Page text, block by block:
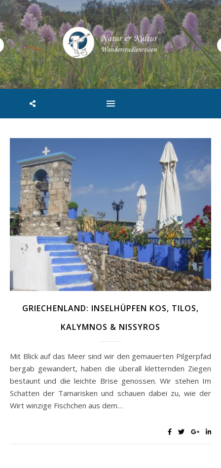
GRIECHENLAND: INSELHÜPFEN KOS, TILOS,
KALYMNOS & NISSYROS
Mit Blick auf das Meer sind wir den gemauerten Pilgerpfad
bergab gewandert, haben die überall kletternden Ziegen
bestaunt und die leichte Brise genossen. Wir stehen Im
Schatten der Tamarisken und schauen dabei zu, wie der
Wirt winzige Fischchen aus dem…